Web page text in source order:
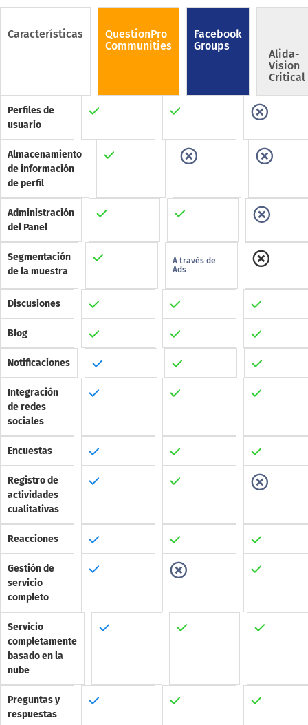
Características
QuestionPro
Communities
Facebook
Groups
Alida-
Vision
Critical
Perfiles de
usuario
Almacenamiento
de información
de perfil
Administración
del Panel
Segmentación
de la muestra
A través de
Ads
Discusiones
Blog
Notificaciones
Integración
de redes
sociales
Encuestas
Registro de
actividades
cualitativas
Reacciones
Gestión de
servicio
completo
Servicio
completamente
basado en la
nube
Preguntas y
respuestas